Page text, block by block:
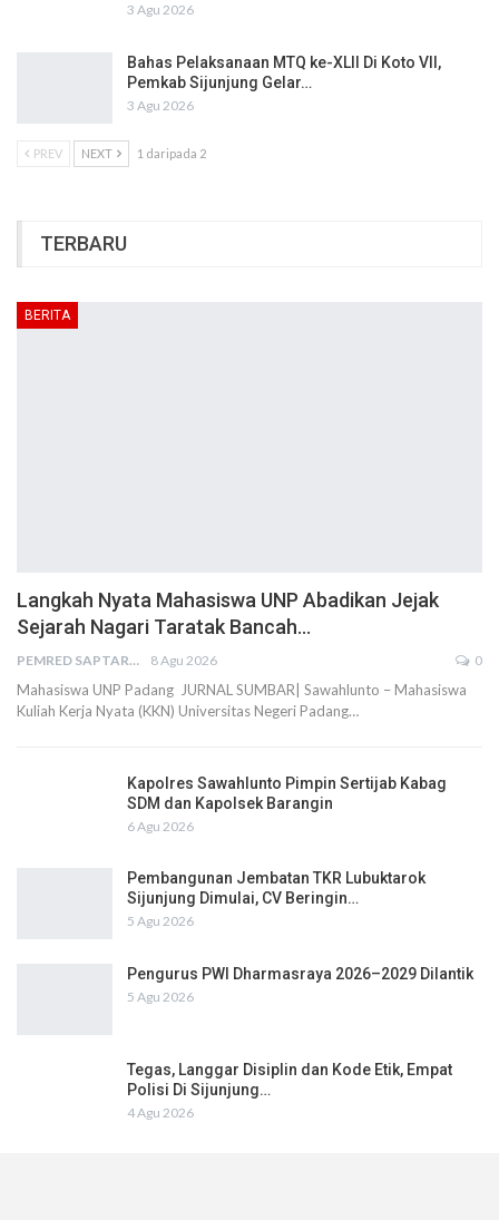
3 Agu 2026
Bahas Pelaksanaan MTQ ke-XLII Di Koto VII,
Pemkab Sijunjung Gelar…
3 Agu 2026
PREV NEXT 1 daripada 2
TERBARU
BERITA
Langkah Nyata Mahasiswa UNP Abadikan Jejak
Sejarah Nagari Taratak Bancah…
PEMRED SAPTARIUS 8 Agu 2026 0
Mahasiswa UNP Padang JURNAL SUMBAR| Sawahlunto – Mahasiswa
Kuliah Kerja Nyata (KKN) Universitas Negeri Padang…
Kapolres Sawahlunto Pimpin Sertijab Kabag
SDM dan Kapolsek Barangin
6 Agu 2026
Pembangunan Jembatan TKR Lubuktarok
Sijunjung Dimulai, CV Beringin…
5 Agu 2026
Pengurus PWI Dharmasraya 2026–2029 Dilantik
5 Agu 2026
Tegas, Langgar Disiplin dan Kode Etik, Empat
Polisi Di Sijunjung…
4 Agu 2026